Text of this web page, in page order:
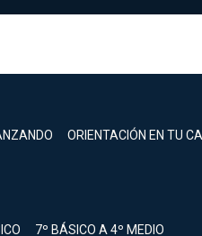
ORIENTACIÓN EN TU
7º BÁSICO A 4º MEDIO